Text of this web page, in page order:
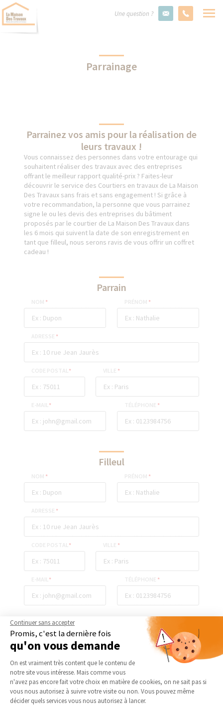
Une question ?
Parrainage
Parrainez vos amis pour la réalisation de
leurs travaux !
Vous connaissez des personnes dans votre entourage qui
souhaitent réaliser des travaux avec des entreprises
offrant le meilleur rapport qualité-prix ? Faites-leur
découvrir le service des Courtiers en travaux de La Maison
Des Travaux sans frais et sans engagement ! Si grâce à
votre recommandation, la personne que vous parrainez
signe le ou les devis des entreprises du bâtiment
proposés par le courtier de La Maison Des Travaux dans
les 6 mois qui suivent la date de son enregistrement en
tant que filleul, nous serons ravis de vous offrir un coffret
cadeau !
Parrain
* *
*
* *
* *
Filleul
* *
*
* *
* *
AGENCE DE NEVERS & COSNE
SUR LOIRE
NOS DOMAINES
D’INTERVENTION
Continuer sans accepter
Promis, c'est la dernière fois
qu'on vous demande
Plateforme de Gestion du
On est vraiment très content que le contenu de
notre site vous intéresse. Mais comme vous
n'avez pas encore fait votre choix en matière de cookies, on ne sait pas si
vous nous autorisez à suivre votre visite ou non. Vous pouvez même
décider quels services vous nous autorisez à lancer.
Axeptio consent